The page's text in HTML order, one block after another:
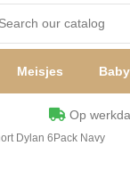
Meisjes Baby
Op
Dylan 6Pack Navy